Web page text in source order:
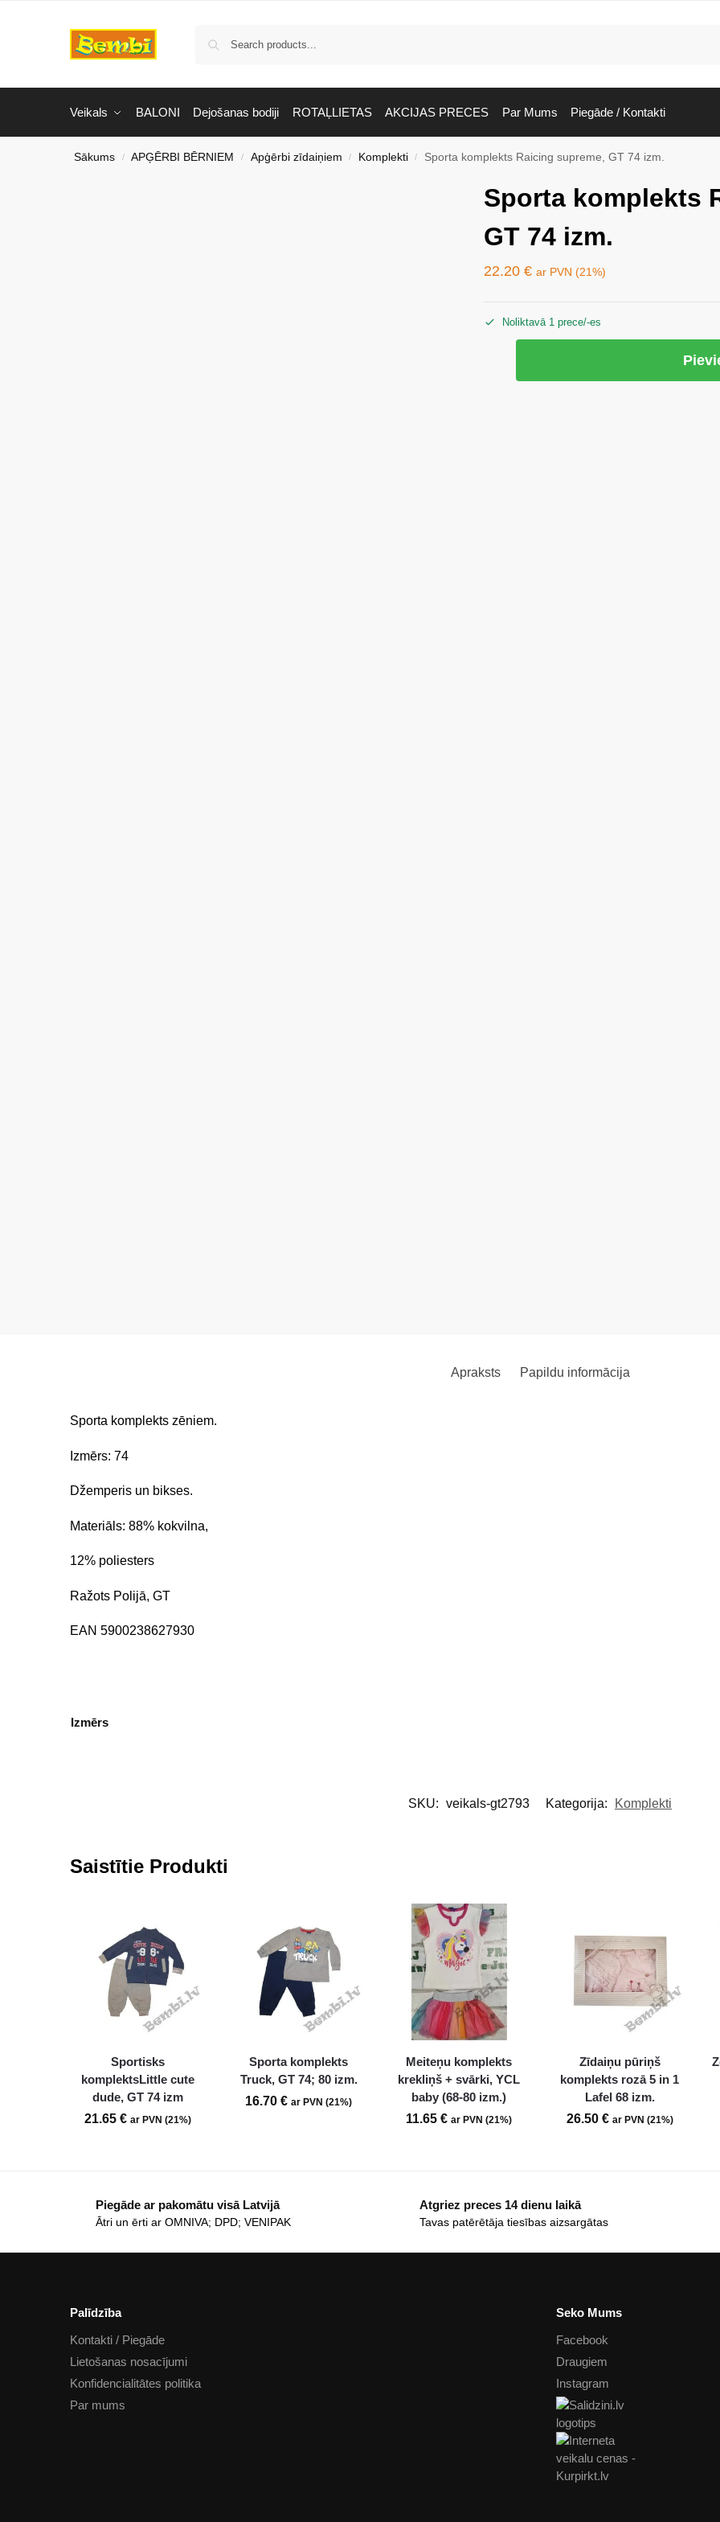
Veikals BALONI Dejošanas bodiji ROTAĻLIETAS AKCIJAS PRECES Par Mums Piegāde / Kontakti
Sākums / APĢĒRBI BĒRNIEM / Apģērbi zīdaiņiem / Komplekti / Sporta komplekts Raicing supreme, GT 74 izm.
Sporta komplekts
GT 74 izm.
22.20 € ar PVN (21%)
Noliktavā 1 prece/-es
Apraksts Papildu informācija
Sporta komplekts zēniem.
Izmērs: 74
Džemperis un bikses.
Materiāls: 88% kokvilna,
12% poliesters
Ražots Polijā, GT
EAN 5900238627930
Izmērs
SKU: veikals-gt2793 Kategorija: Komplekti
Saistītie Produkti
Sportisks
komplektsLittle cute
dude, GT 74 izm
21.65€ ar PVN (21%)
Sporta komplekts
Truck, GT 74; 80 izm.
16.70€ ar PVN (21%)
Meiteņu komplekts
krekliņš + svārki, YCL
baby (68-80 izm.)
11.65€ ar PVN (21%)
Zīdaiņu pūriņš
komplekts rozā 5 in 1
Lafel 68 izm.
26.50 € ar PVN (21%)
Piegāde ar pakomātu visā Latvijā
Ātri un ērti ar OMNIVA; DPD; VENIPAK
Atgriez preces 14 dienu laikā
Tavas patērētāja tiesības aizsargātas
Palīdzība
Kontakti / Piegāde
Lietošanas nosacījumi
Konfidencialitātes politika
Par mums
Seko Mums
Facebook
Draugiem
Instagram